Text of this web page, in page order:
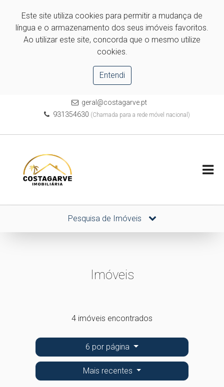
Este site utiliza cookies para permitir a mudança de
língua e o armazenamento dos seus imóveis favoritos.
Ao utilizar este site, concorda que o mesmo utilize
cookies.
Entendi
geral@costagarve.pt
931354630 (Chamada para a rede móvel nacional)
Pesquisa de Imóveis
Imóveis
4 imóveis encontrados
6 por página
Mais recentes